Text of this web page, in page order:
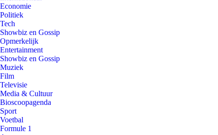
Economie
Politiek
Tech
Showbiz en Gossip
Opmerkelijk
Entertainment
Showbiz en Gossip
Muziek
Film
Televisie
Media & Cultuur
Bioscoopagenda
Sport
Voetbal
Formule 1